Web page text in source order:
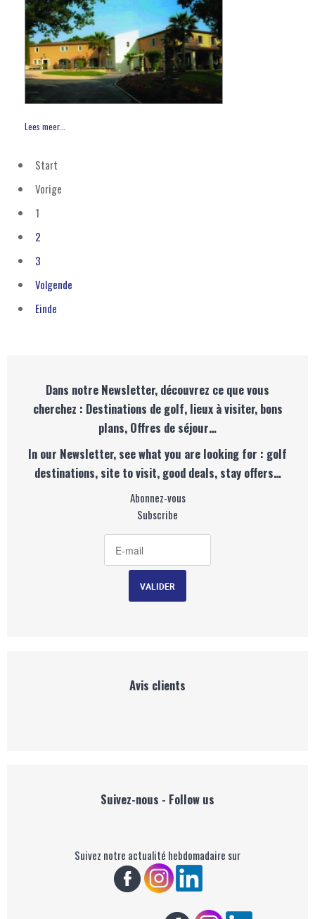
Lees meer...
Start
Vorige
1
2
3
Volgende
Einde
Dans notre Newsletter, découvrez ce que vous
cherchez : Destinations de golf, lieux à visiter, bons
plans, Offres de séjour…
In our Newsletter, see what you are looking for : golf
destinations, site to visit, good deals, stay offers…
Abonnez-vous
Subscribe
Avis clients
Suivez-nous - Follow us
Suivez notre actualité hebdomadaire sur